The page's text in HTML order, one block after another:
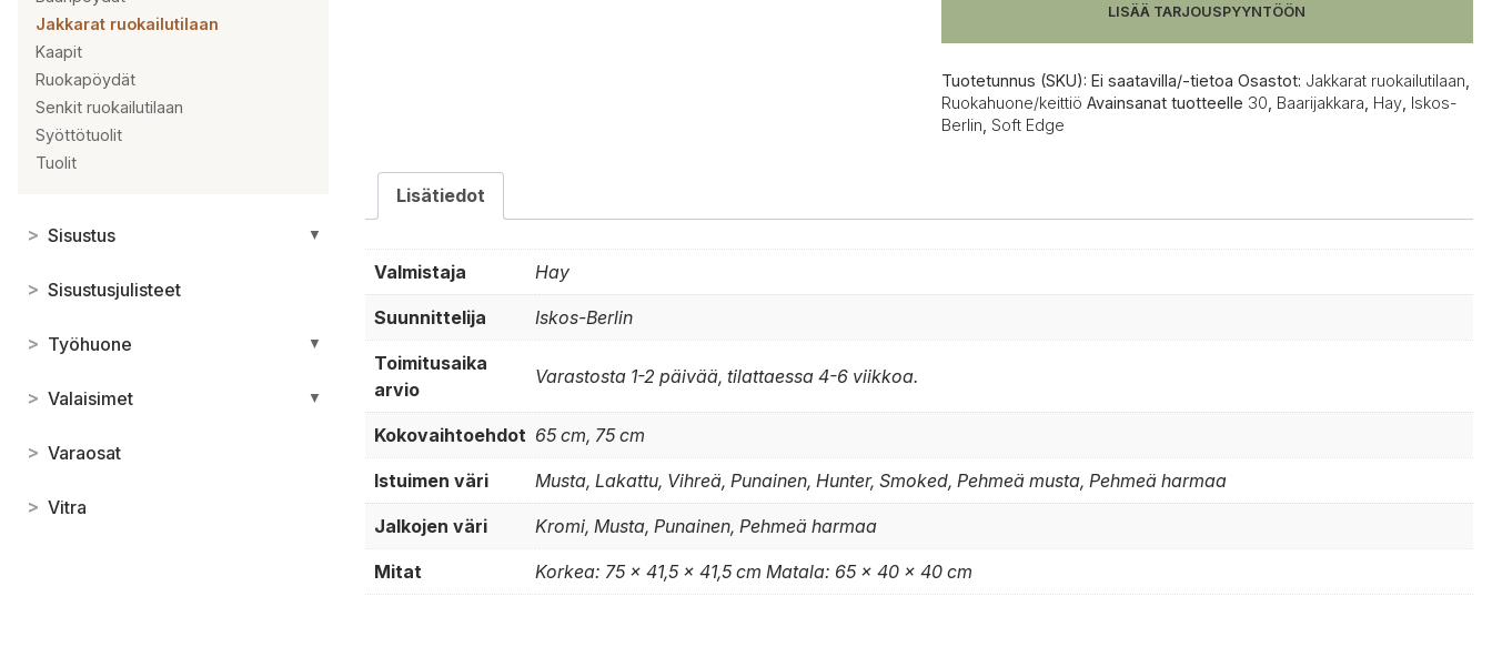
Jakkarat ruokailutilaan
Kaapit
Ruokapöydät
Senkit ruokailutilaan
Syöttötuolit
Tuolit
> Sisustus ▼
> Sisustusjulisteet
> Työhuone ▼
> Valaisimet ▼
> Varaosat
> Vitra
LISÄÄ TARJOUSPYYNTÖÖN
Tuotetunnus (SKU): Ei saatavilla/-tietoa Osastot: Jakkarat ruokailutilaan
Ruokahuone/keittiö Avainsanat tuotteelle 30 Baarijakkara Hay, Iskos-
Berlin Soft Edge
Lisätiedot
Valmistaja Hay
Suunnittelija Iskos-Berlin
Toimitusaika
arvio
Varastosta 1-2 päivää, tilattaessa 4-6 viikkoa.
Kokovaihtoehdot 65 cm, 75 cm
Istuimen väri Musta, Lakattu, Vihreä, Punainen, Hunter, Smoked, Pehmeä musta, Pehmeä harmaa
Jalkojen väri Kromi, Musta, Punainen, Pehmeä harmaa
Mitat Korkea: 75 x 41,5 x 41,5 cm Matala: 65 x 40 x 40 cm